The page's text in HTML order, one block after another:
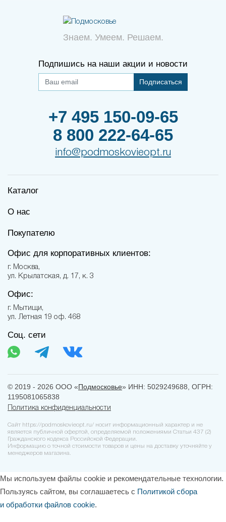
Знаем. Умеем. Решаем.
Подпишись на наши акции и новости
Подписаться
+7 495 150-09-65
8 800 222-64-65
info@podmoskovieopt.ru
Каталог
О нас
Покупателю
Офис для корпоративных клиентов:
г. Москва,
ул. Крылатская, д. 17, к. 3
Офис:
г. Мытищи,
ул. Летная 19 оф. 468
Соц. сети
© 2019 - 2026 ООО «Подмосковье» ИНН: 5029249688, ОГРН:
1195081065838
Политика конфиденциальности
Сайт https://podmoskovieopt.ru/ носит информационный характер и не
является публичной офертой, определяемой положениями Статьи 437 (2)
Гражданского кодекса Российской Федерации.
Информацию о точной стоимости товаров и цены на доставку уточняйте у
менеджеров магазина.
Мы используем файлы cookie и рекомендательные технологии.
Пользуясь сайтом, вы соглашаетесь с Политикой сбора
и обработки файлов cookie.